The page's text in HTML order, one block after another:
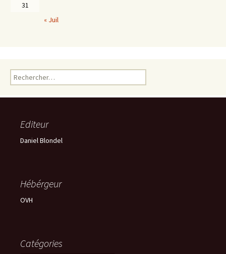
31
« Juil
Rechercher :
Editeur
Daniel Blondel
Hébérgeur
OVH
Catégories